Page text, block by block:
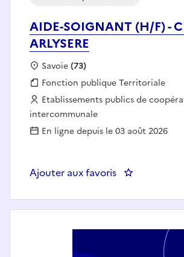
AIDE-SOIGNANT (H/F) -
ARLYSERE
Localisation :
Savoie(73)
Fonction publique :
Fonction publique Territoriale
Employeur :
Etablissements publics de
intercommunale
En ligne depuis le 03 août 2026
Ajouter aux favoris : AIDE-